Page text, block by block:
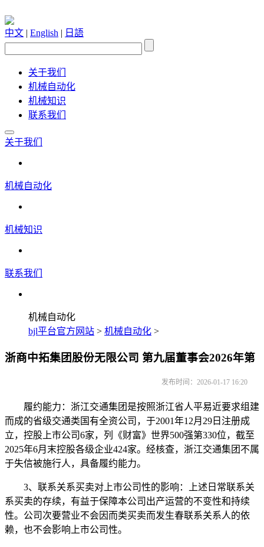
中文 | English | 日語
关于我们
机械自动化
机械知识
联系我们
关于我们
机械自动化
机械知识
联系我们
机械自动化
bjl平台官方网站 > 机械自动化 >
浙商中拓集团股份无限公司 第九届董事会2026年第
发布时间：2026-01-17 16:20
履约能力：浙江交通集团是按照浙江省人平易近要求组建
而成的省级交通类国有全资公司，于2001年12月29日注册成
立，控股上市公司6家，列《财富》世界500强第330位，截至
2025年6月末控股各级企业424家。经核查，浙江交通集团不属
于失信被施行人，具备履约能力。
3、联系关系买卖对上市公司性的影响：上述日常联系关
系买卖的存续，有益于保障本公司出产运营的不变性和持续
性。公司次要营业不会因而类买卖而发生春联系关系人的依
赖，也不会影响上市公司性。